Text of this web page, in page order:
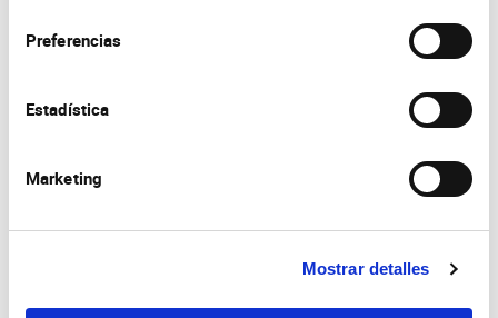
Preferencias
Estadística
Marketing
Mostrar detalles
Alicante | España
Tel. + 34 965 23 37 00